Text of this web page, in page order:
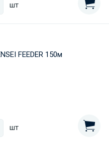
шт
FEEDER 150м
шт